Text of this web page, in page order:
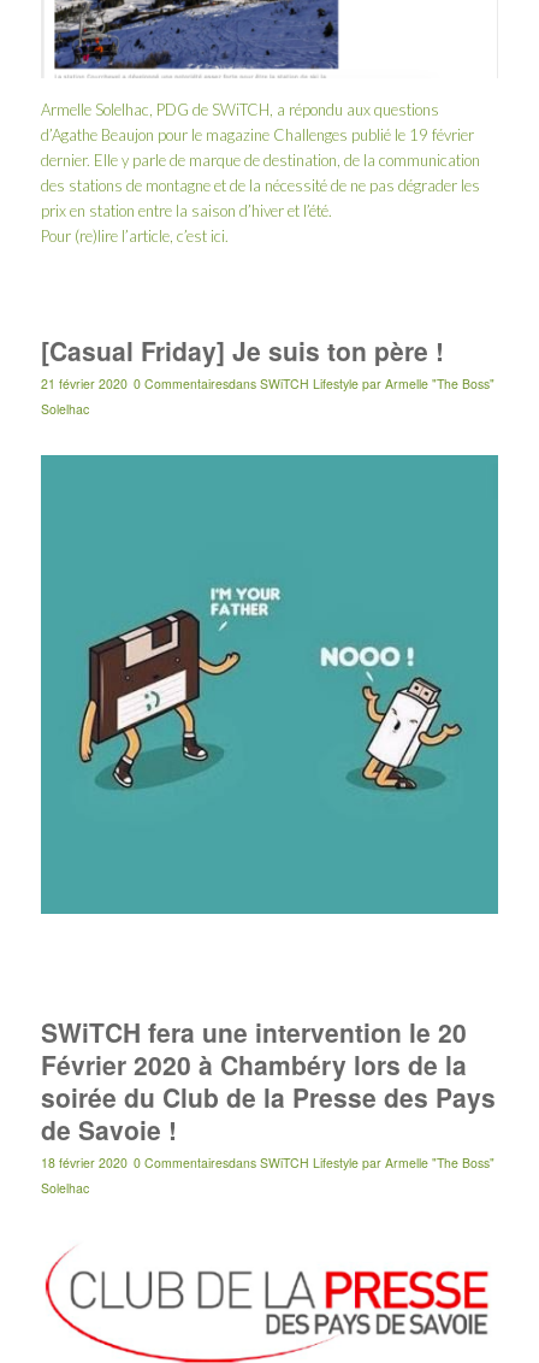
Armelle Solelhac, PDG de SWiTCH, a répondu aux questions
d’Agathe Beaujon pour le magazine Challenges publié le 19 février
dernier. Elle y parle de marque de destination, de la communication
des stations de montagne et de la nécessité de ne pas dégrader les
prix en station entre la saison d’hiver et l’été.
Pour (re)lire l’article, c’est ici.
[Casual Friday] Je suis ton père !
21 février 2020 0 Commentairesdans SWiTCH Lifestyle par Armelle "The Boss"
Solelhac
SWiTCH fera une intervention le 20
Février 2020 à Chambéry lors de la
soirée du Club de la Presse des Pays
de Savoie !
18 février 2020 0 Commentairesdans SWiTCH Lifestyle par Armelle "The Boss"
Solelhac